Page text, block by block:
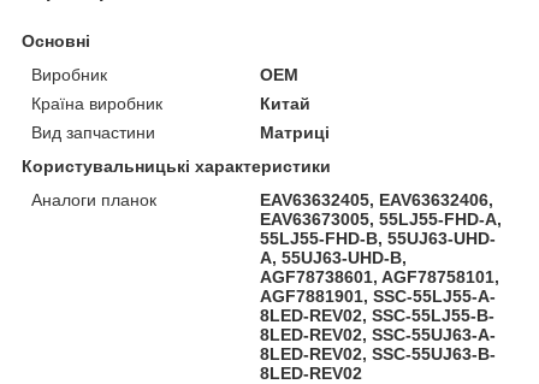
Основні
Виробник
OEM
Країна виробник
Китай
Вид запчастини
Матриці
Користувальницькі характеристики
Аналоги планок
EAV63632405, EAV63632406,
EAV63673005, 55LJ55-FHD-A,
55LJ55-FHD-B, 55UJ63-UHD-
A, 55UJ63-UHD-B,
AGF78738601, AGF78758101,
AGF7881901, SSC-55LJ55-A-
8LED-REV02, SSC-55LJ55-B-
8LED-REV02, SSC-55UJ63-A-
8LED-REV02, SSC-55UJ63-B-
8LED-REV02